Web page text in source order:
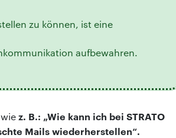
zu können, ist eine
aufbewahren.
z. B.: „Wie kann ich bei STRATO
Mails wiederherstellen“.